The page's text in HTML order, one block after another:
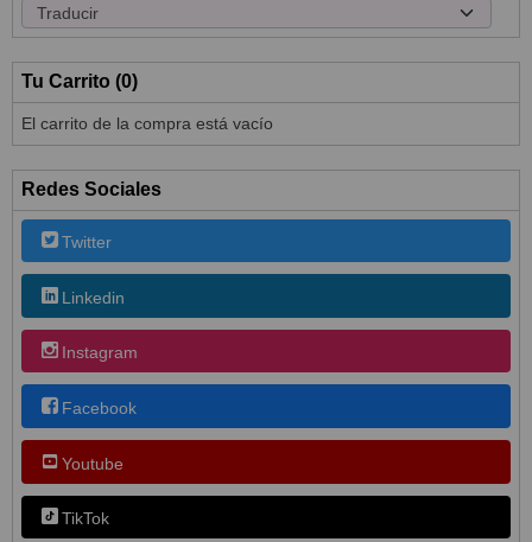
Tu Carrito (0)
El carrito de la compra está vacío
Redes Sociales
Twitter
Linkedin
Instagram
Facebook
Youtube
TikTok